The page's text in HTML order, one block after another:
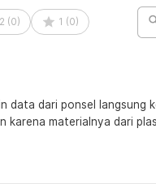
2 (0) 1 (0)
data dari ponsel langsung